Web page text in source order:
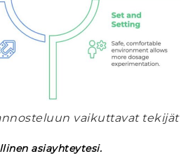
vaikuttavat tekijät
asiayhteytesi.